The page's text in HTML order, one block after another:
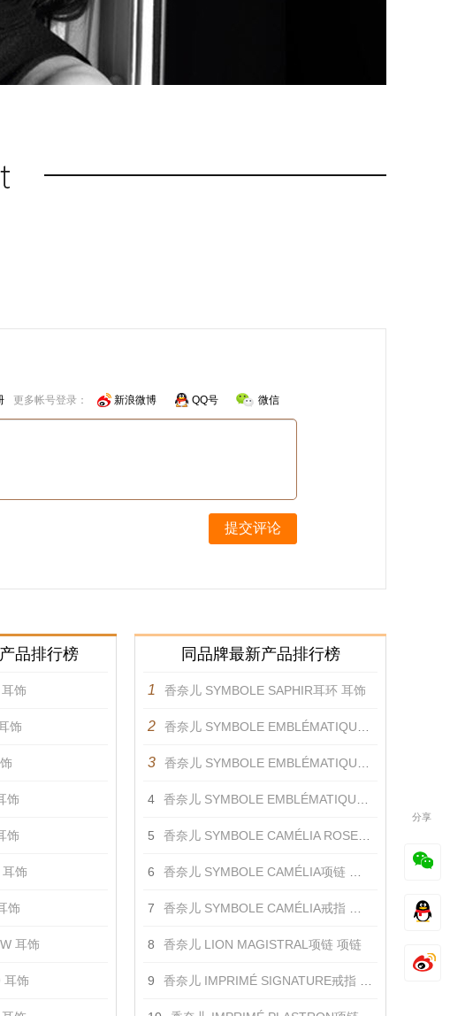
更多帐号登录： 新浪微博 QQ号 微信
提交评论
品排行榜
饰
饰
饰
饰
饰
饰
耳饰
耳饰
同品牌最新产品排行榜
1 香奈儿 SYMBOLE SAPHIR耳环 耳饰
2 香奈儿 SYMBOLE EMBLÉMATIQUE蓝色戒指 戒指
3 香奈儿 SYMBOLE EMBLÉMATIQUE戒指 戒指
4 香奈儿 SYMBOLE EMBLÉMATIQUE蓝宝石戒指 戒指
5 香奈儿 SYMBOLE CAMÉLIA ROSE戒指 戒指
6 香奈儿 SYMBOLE CAMÉLIA项链 项链
7 香奈儿 SYMBOLE CAMÉLIA戒指 戒指
8 香奈儿 LION MAGISTRAL项链 项链
9 香奈儿 IMPRIMÉ SIGNATURE戒指 戒指
分享